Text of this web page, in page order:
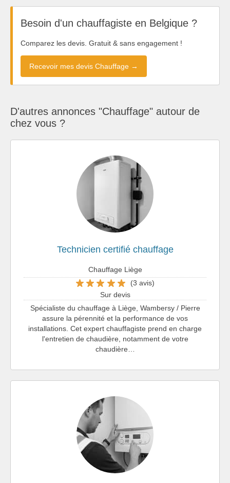
Besoin d'un chauffagiste en Belgique ?
Comparez les devis. Gratuit & sans engagement !
Recevoir mes devis Chauffage →
D'autres annonces "Chauffage" autour de
chez vous ?
Technicien certifié chauffage
Chauffage Liège
(3 avis)
Sur devis
Spécialiste du chauffage à Liège, Wambersy / Pierre
assure la pérennité et la performance de vos
installations. Cet expert chauffagiste prend en charge
l'entretien de chaudière, notamment de votre
chaudière…